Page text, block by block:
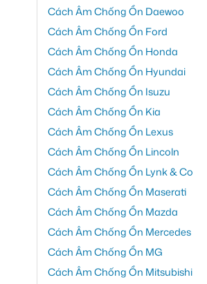
Cách Âm Chống Ồn Daewoo
Cách Âm Chống Ồn Ford
Cách Âm Chống Ồn Honda
Cách Âm Chống Ồn Hyundai
Cách Âm Chống Ồn Isuzu
Cách Âm Chống Ồn Kia
Cách Âm Chống Ồn Lexus
Cách Âm Chống Ồn Lincoln
Cách Âm Chống Ồn Lynk & Co
Cách Âm Chống Ồn Maserati
Cách Âm Chống Ồn Mazda
Cách Âm Chống Ồn Mercedes
Cách Âm Chống Ồn MG
Cách Âm Chống Ồn Mitsubishi